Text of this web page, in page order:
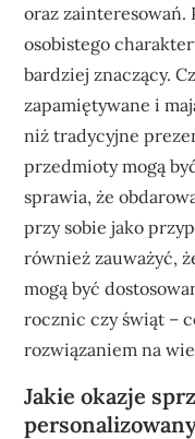
oraz zainteresowań.
osobistego
bardziej znaczący.
zapamiętywane i
niż tradycyjne
przedmioty mogą
sprawia, że
przy sobie jako
również zauważyć,
mogą być
rocznic czy świąt –
rozwiązaniem na
Jakie okazje